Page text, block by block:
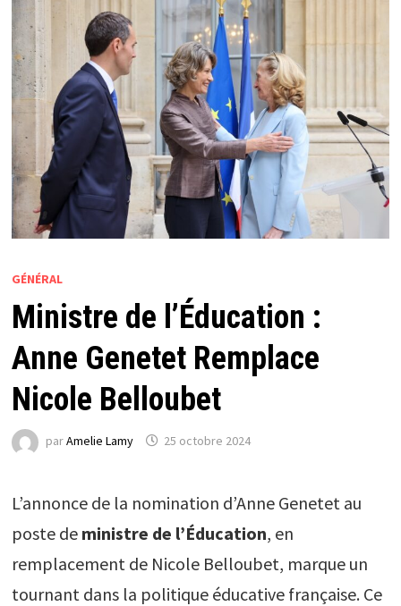
GÉNÉRAL
Ministre de l’Éducation :
Anne Genetet Remplace
Nicole Belloubet
parAmelie Lamy 25 octobre 2024
L’annonce de la nomination d’Anne Genetet au
poste de ministre de l’Éducation, en
remplacement de Nicole Belloubet, marque un
tournant dans la politique éducative française. Ce